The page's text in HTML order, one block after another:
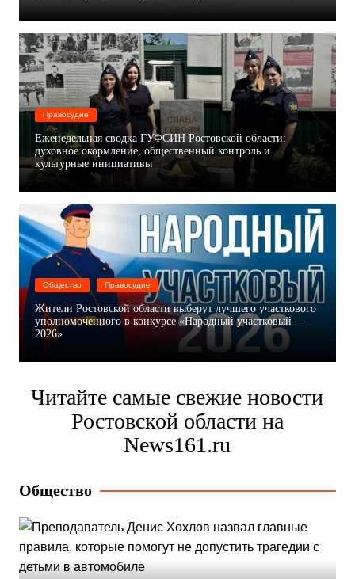
Правосудие
Еженедельная сводка ГУФСИН Ростовской области:
духовное окормление, общественный контроль и
культурные инициативы
Общество Правосудие
Жители Ростовской области выберут лучшего участкового
уполномоченного в конкурсе «Народный участковый —
2026»
Читайте самые свежие новости
Ростовской области на
News161.ru
Общество